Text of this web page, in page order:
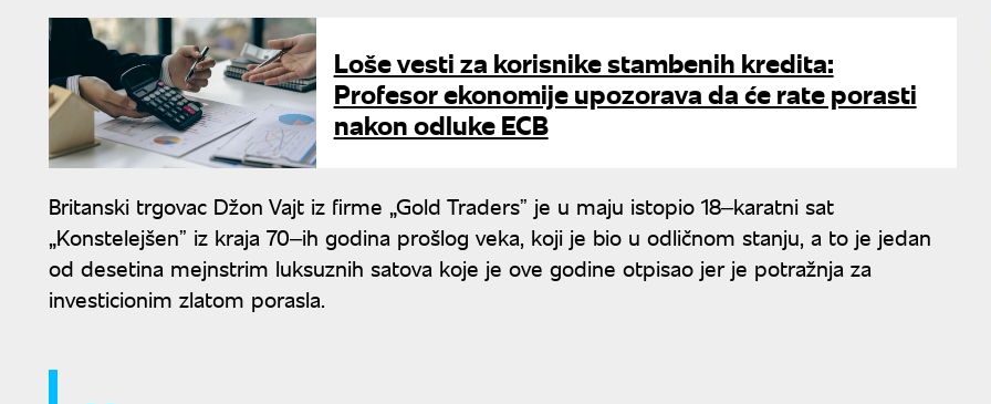
Loše vesti za korisnike stambenih kredita:
Profesor ekonomije upozorava da će rate porasti
nakon odluke ECB
Britanski trgovac Džon Vajt iz firme „Gold Tradersˮ je u maju istopio 18‒karatni sat
„Konstelejšenˮ iz kraja 70‒ih godina prošlog veka, koji je bio u odličnom stanju, a to je jedan
od desetina mejnstrim luksuznih satova koje je ove godine otpisao jer je potražnja za
investicionim zlatom porasla.